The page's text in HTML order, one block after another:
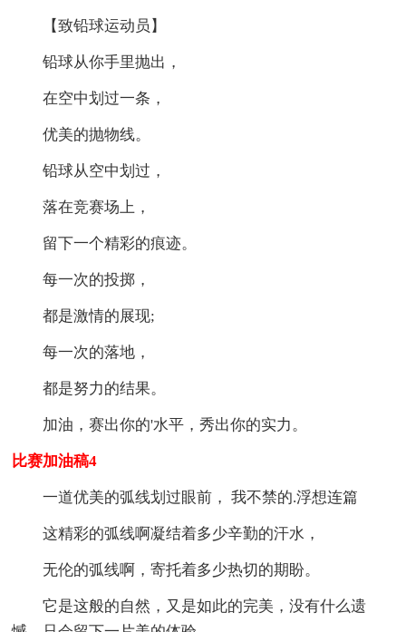
【致铅球运动员】
铅球从你手里抛出，
在空中划过一条，
优美的抛物线。
铅球从空中划过，
落在竞赛场上，
留下一个精彩的痕迹。
每一次的投掷，
都是激情的展现;
每一次的落地，
都是努力的结果。
加油，赛出你的'水平，秀出你的实力。
比赛加油稿4
一道优美的弧线划过眼前， 我不禁的.浮想连篇
这精彩的弧线啊凝结着多少辛勤的汗水，
无伦的弧线啊，寄托着多少热切的期盼。
它是这般的自然，又是如此的完美，没有什么遗